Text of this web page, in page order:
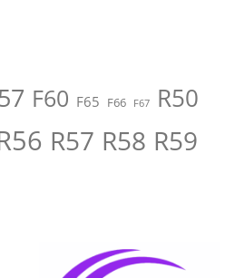
F60 F65 F66 F67 R50
R57 R58 R59